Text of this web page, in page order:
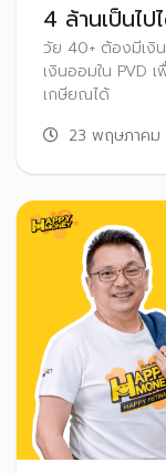
4 ล้านเป็นไ
วัย 40+ ต้องมีเงิน
เงินออมใน PVD
เกษียณได้
23 พฤษภาคม